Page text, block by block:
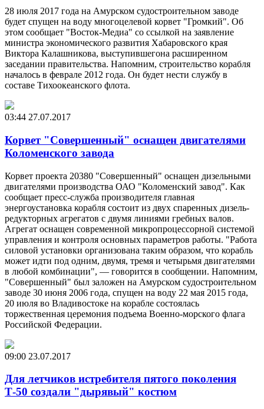
28 июля 2017 года на Амурском судостроительном заводе
будет спущен на воду многоцелевой корвет "Громкий". Об
этом сообщает "Восток-Медиа" со ссылкой на заявление
министра экономического развития Хабаровского края
Виктора Калашникова, выступившегона расширенном
заседании правительства. Напомним, строительство корабля
началось в феврале 2012 года. Он будет нести службу в
составе Тихоокеанского флота.
03:44 27.07.2017
Корвет "Совершенный" оснащен двигателями
Коломенского завода
Корвет проекта 20380 "Совершенный" оснащен дизельными
двигателями производства ОАО "Коломенский завод". Как
сообщает пресс-служба производителя главная
энергоустановка корабля состоит из двух спаренных дизель-
редукторных агрегатов с двумя линиями гребных валов.
Агрегат оснащен современной микропроцессорной системой
управления и контроля основных параметров работы. "Работа
силовой установки организована таким образом, что корабль
может идти под одним, двумя, тремя и четырьмя двигателями
в любой комбинации", — говорится в сообщении. Напомним,
"Совершенный" был заложен на Амурском судостроительном
заводе 30 июня 2006 года, спущен на воду 22 мая 2015 года,
20 июля во Владивостоке на корабле состоялась
торжественная церемония подъема Военно-морского флага
Российской Федерации.
09:00 23.07.2017
Для летчиков истребителя пятого поколения
Т-50 создали "дырявый" костюм